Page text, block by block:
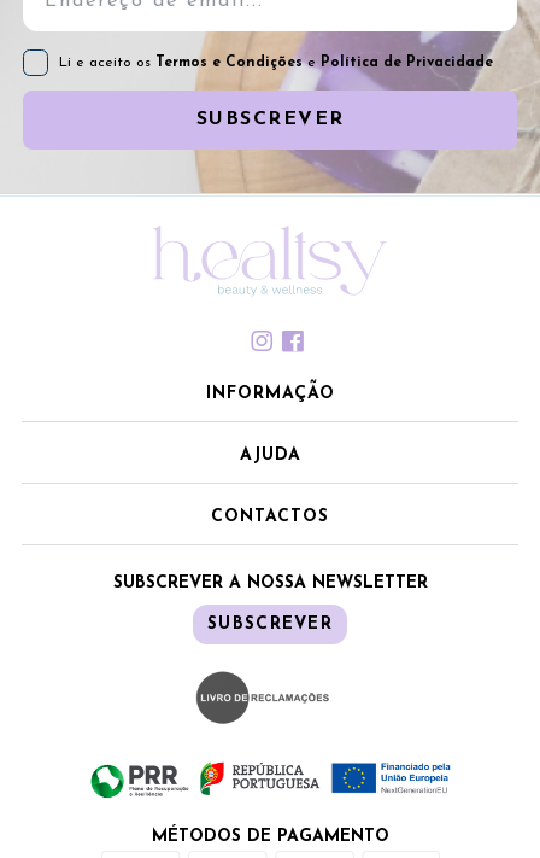
Li e aceito os Termos e Condiçõese Política de Privacidade
SUBSCREVER
INFORMAÇÃO
AJUDA
CONTACTOS
SUBSCREVER A NOSSA NEWSLETTER
SUBSCREVER
MÉTODOS DE PAGAMENTO